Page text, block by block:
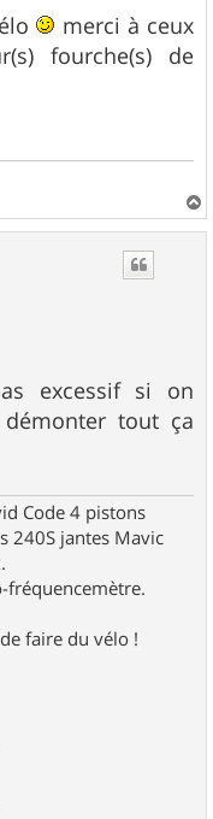
merci à ceux
fourche(s) de
a
excessif si on
tout ça
Code 4 pistons
240S jantes Mavic
fréquencemètre.
faire du vélo !